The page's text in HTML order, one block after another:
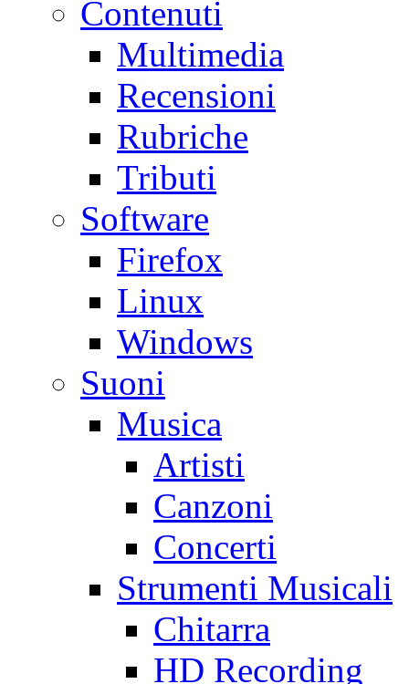
Contenuti
Multimedia
Recensioni
Rubriche
Tributi
Software
Firefox
Linux
Windows
Suoni
Musica
Artisti
Canzoni
Concerti
Strumenti Musicali
Chitarra
HD Recording